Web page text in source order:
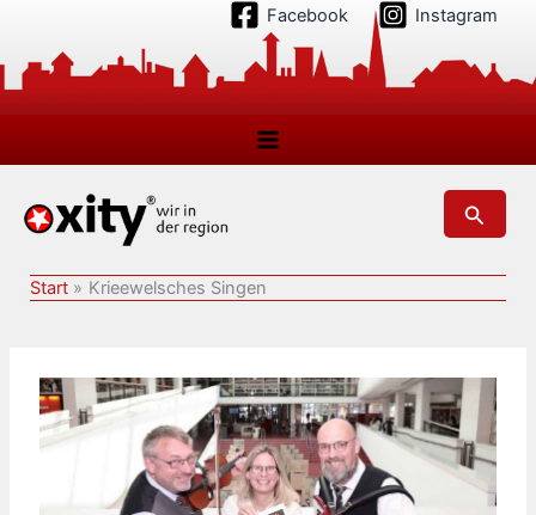
springen
Facebook Instagram
Suchen
Start Krieewelsches Singen